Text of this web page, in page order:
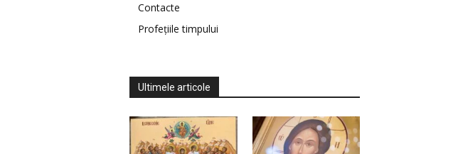
Contacte
Profețiile timpului
Ultimele articole